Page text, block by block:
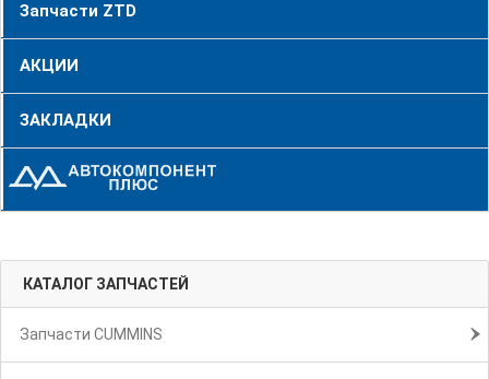
Запчасти ZTD
АКЦИИ
ЗАКЛАДКИ
КАТАЛОГ ЗАПЧАСТЕЙ
Запчасти CUMMINS